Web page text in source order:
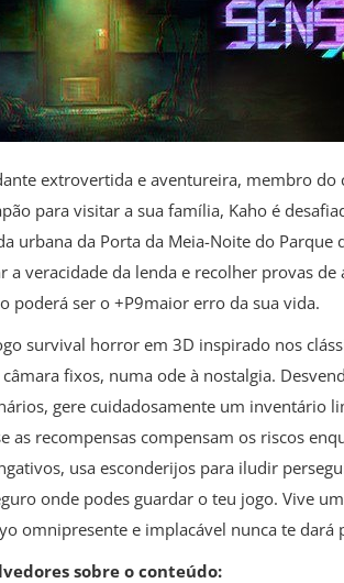
extrovertida e aventureira, membro do
para visitar a sua família, Kaho é
urbana da Porta da Meia-Noite do Parque
veracidade da lenda e recolher provas
poderá ser o +P9maior erro da sua vida.
survival horror em 3D inspirado nos
fixos, numa ode à nostalgia.
gere cuidadosamente um inventário
as recompensas compensam os riscos
usa esconderijos para iludir
onde podes guardar o teu jogo. Vive
omnipresente e implacável nunca te dará
sobre o conteúdo: